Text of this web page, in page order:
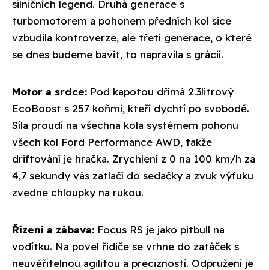
silničních legend. Druhá generace s
turbomotorem a pohonem předních kol sice
vzbudila kontroverze, ale třetí generace, o které
se dnes budeme bavit, to napravila s grácií.
Motor a srdce: Pod kapotou dřímá 2.3litrový
EcoBoost s 257 koňmi, kteří dychtí po svobodě.
Síla proudí na všechna kola systémem pohonu
všech kol Ford Performance AWD, takže
driftování je hračka. Zrychlení z 0 na 100 km/h za
4,7 sekundy vás zatlačí do sedačky a zvuk výfuku
zvedne chloupky na rukou.
Řízení a zábava: Focus RS je jako pitbull na
vodítku. Na povel řidiče se vrhne do zatáček s
neuvěřitelnou agilitou a precizností. Odpružení je